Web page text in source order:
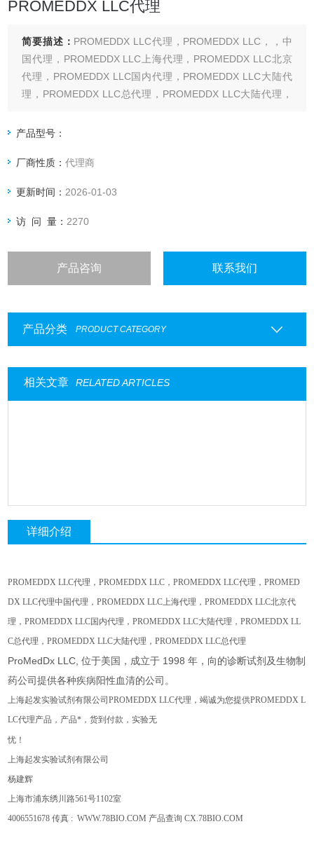
PROMEDDX LLC代理
简要描述： PROMEDDX LLC代理，PROMEDDX LLC，，中
国代理，PROMEDDX LLC上海代理，PROMEDDX LLC北京
代理，PROMEDDX LLC国内代理，PROMEDDX LLC大陆代
理，PROMEDDX LLC总代理，PROMEDDX LLC大陆代理，
产品型号：
厂商性质：代理商
更新时间： 2026-01-03
访 问 量： 2270
产品咨询 联系我们
产品分类 PRODUCT CATEGORY
相关文章 RELATED ARTICLES
详细介绍
PROMEDDX LLC代理，PROMEDDX LLC ，PROMEDDX LLC代理，PROMED
DX LLC代理中国代理，PROMEDDX LLC上海代理，PROMEDDX LLC北京代
理，PROMEDDX LLC国内代理，PROMEDDX LLC大陆代理，PROMEDDX LL
C总代理，PROMEDDX LLC大陆代理，PROMEDDX LLC总代理
ProMedDx LLC, 位于美国，成立于 1998 年，向的诊断试剂及生物制
药公司提供各种疾病阳性血清的公司。
上海起发实验试剂有限公司PROMEDDX LLC代理，竭诚为您提供PROMEDDX L
LC代理产品，产品*，货到付款，实验无
忧！
上海起发实验试剂有限公司
杨建辉
上海市浦东绣川路561号1102室
4006551678传真 : WWW.78BIO.COM 产品查询 CX.78BIO.COM